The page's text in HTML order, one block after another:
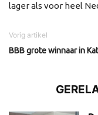
lager als voor heel
Vorig artikel
BBB grote winnaar in